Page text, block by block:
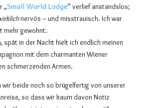
„Small World Lodge“ verlief anstandslos;
nervös – und misstrauisch. Ich war
mehr gewohnt.
spät in der Nacht hielt ich endlich meinen
mit dem charmanten Wiener
schmerzenden Armen.
wir beide noch so brügelfertig von unserer
so dass wir kaum davon Notiz